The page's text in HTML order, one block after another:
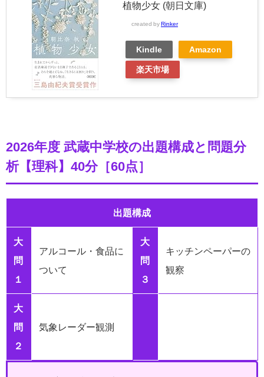
植物少女 (朝日文庫)
created by Rinker
Kindle Amazon
楽天市場
2026年度 武蔵中学校の出題構成と問題分
析【理科】40分［60点］
出題構成
大
問
１
アルコール・食品に
ついて
大
問
３
キッチンペーパーの
観察
大
問
２
気象レーダー観測